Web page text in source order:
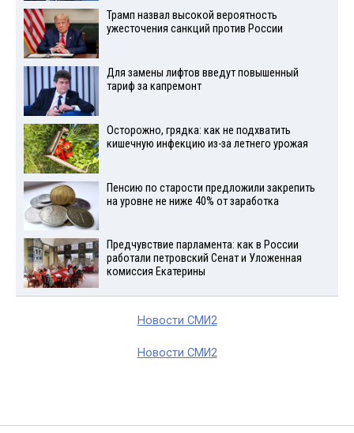
Трамп назвал высокой вероятность
ужесточения санкций против России
Для замены лифтов введут повышенный
тариф за капремонт
Осторожно, грядка: как не подхватить
кишечную инфекцию из-за летнего урожая
Пенсию по старости предложили закрепить
на уровне не ниже 40% от заработка
Предчувствие парламента: как в России
работали петровский Сенат и Уложенная
комиссия Екатерины
Новости СМИ2
Новости СМИ2